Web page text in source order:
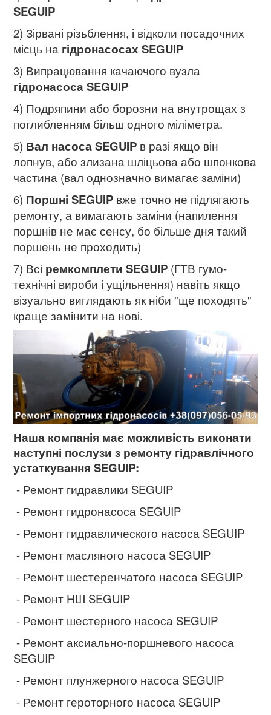
SEGUIP
2) Зірвані різьблення, і відколи посадочних
місць на гідронасосах SEGUIP
3) Випрацювання качаючого вузла
гідронасоса SEGUIP
4) Подряпини або борозни на внутрощах з
поглибленням більш одного міліметра.
5) Вал насоса SEGUIP в разі якщо він
лопнув, або злизана шліцьова або шпонкова
частина (вал однозначно вимагає заміни)
6) Поршні SEGUIP вже точно не підлягають
ремонту, а вимагають заміни (напилення
поршнів не має сенсу, бо більше дня такий
поршень не проходить)
7) Всі ремкомплети SEGUIP (ГТВ гумо-
технічні вироби і ущільнення) навіть якщо
візуально виглядають як ніби "ще походять"
краще замінити на нові.
Наша компанія має можливість виконати
наступні послузи з ремонту гідравлічного
устаткування SEGUIP:
- Ремонт гидравлики SEGUIP
- Ремонт гидронасоса SEGUIP
- Ремонт гидравлического насоса SEGUIP
- Ремонт масляного насоса SEGUIP
- Ремонт шестеренчатого насоса SEGUIP
- Ремонт НШ SEGUIP
- Ремонт шестерного насоса SEGUIP
- Ремонт аксиально-поршневого насоса
SEGUIP
- Ремонт плунжерного насоса SEGUIP
- Ремонт героторного насоса SEGUIP